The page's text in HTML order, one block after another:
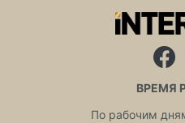
ВРЕМЯ
По рабочим